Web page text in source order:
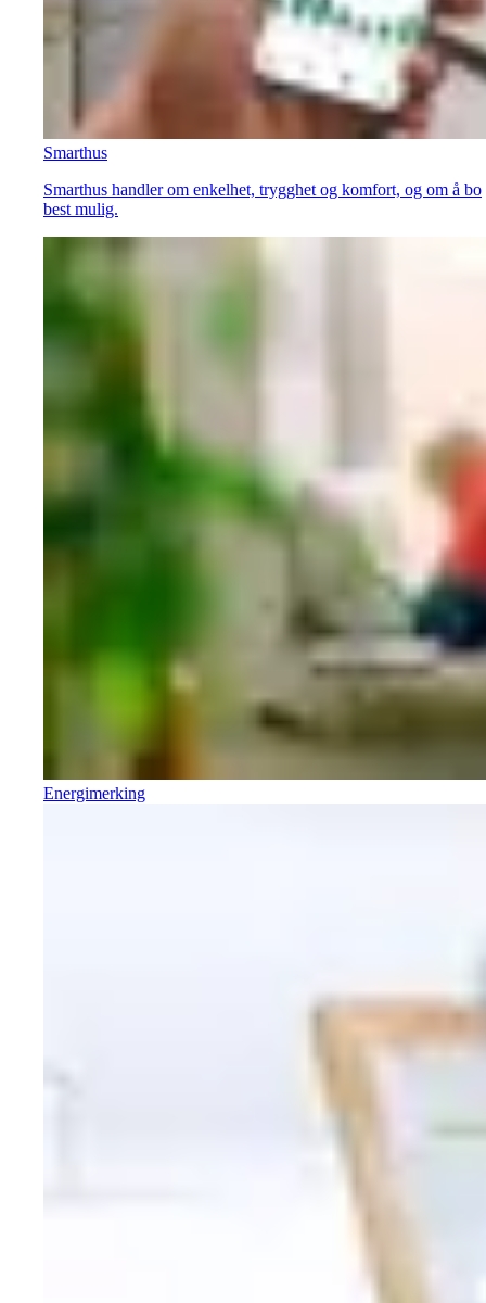
Smarthus
Smarthus handler om enkelhet, trygghet og komfort, og om å bo
best mulig.
Energimerking